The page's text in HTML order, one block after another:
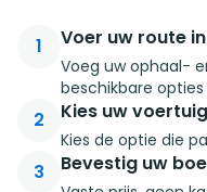
1 Voer uw route in
Voeg uw ophaal-
beschikbare opties
2 Kies uw voertuig
Kies de optie die
3 Bevestig uw